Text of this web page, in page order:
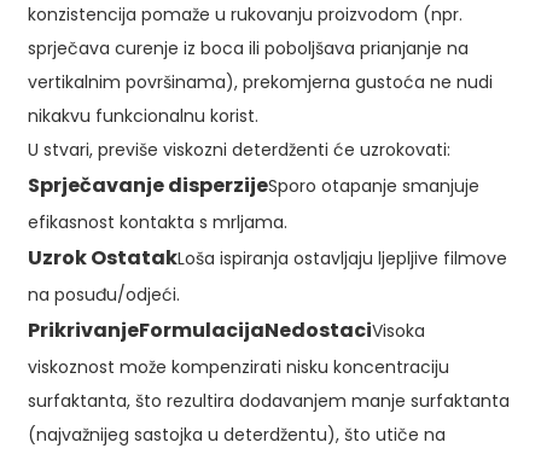
konzistencija pomaže u rukovanju proizvodom (npr.
sprječava curenje iz boca ili poboljšava prianjanje na
vertikalnim površinama), prekomjerna gustoća ne nudi
nikakvu funkcionalnu korist.
U stvari, previše viskozni deterdženti će uzrokovati:
Sprječavanje disperzijeSporo otapanje smanjuje
efikasnost kontakta s mrljama.
Uzrok OstatakLoša ispiranja ostavljaju ljepljive filmove
na posuđu/odjeći.
PrikrivanjeFormulacijaNedostaciVisoka
viskoznost može kompenzirati nisku koncentraciju
surfaktanta, što rezultira dodavanjem manje surfaktanta
(najvažnijeg sastojka u deterdžentu), što utiče na